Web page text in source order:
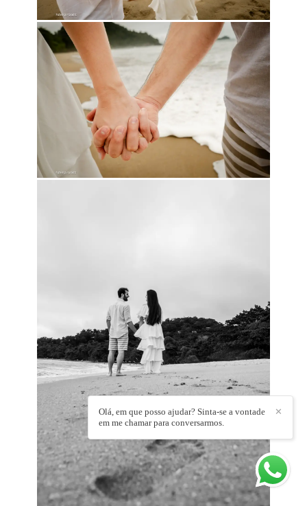
✕
Olá, em que posso ajudar? Sinta-se a vontade
em me chamar para conversarmos.